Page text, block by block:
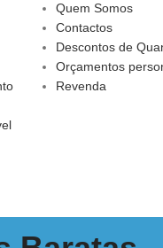
Quem Somos
Contactos
Descontos de
Orçamentos
Revenda